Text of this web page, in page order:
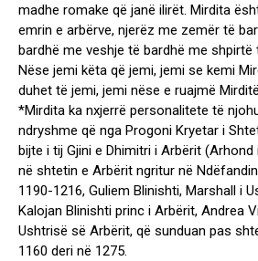
madhe romake që janë ilirët. Mirdita
emrin e arbërve, njerëz me zemër të
bardhë me veshje të bardhë me shpirtë
Nëse jemi këta që jemi, jemi se kemi
duhet të jemi, jemi nëse e ruajmë
*Mirdita ka nxjerrë personalitete të
ndryshme që nga Progoni Kryetar i
bijte i tij Gjini e Dhimitri i Arbërit (Arhond
në shtetin e Arbërit ngritur në
1190-1216, Guliem Blinishti, Marshall i
Kalojan Blinishti princ i Arbërit, Andrea
Ushtrisë së Arbërit, që sunduan pas
1160 deri në 1275.